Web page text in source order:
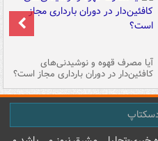
آیا مصرف قهوه و نوشیدنی‌های
کافئین‌دار در دوران بارداری مجاز است؟